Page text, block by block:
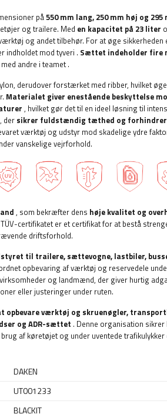
på550 mm lang, 250 mm høj og 295
og trailere. Med en kapacitet på 23 liter
og andet tilbehør. For at øge
indholdet mod tyveri . Sættet indeholder fire
andre i teamet.
derudover forstærket med ribber, hvilket
Materialet giver enestående beskyttelse
, hvilket gør det til en ideel løsning til
der sikrer fuldstændig tæthed og
værktøj og udstyr mod skadelige ydre
vanskelige vejrforhold.
, som bekræfter dens høje kvalitet og
certifikatet er et certifikat for at bestå
driftsforhold.
til trailere, sættevogne, lastbiler,
opbevaring af værktøj og reservedele
og landmænd, der giver hurtig
eller justeringer under ruten.
opbevare værktøj og skruenøgler,
og ADR-sættet . Denne organisation
af køretøjet og under uventede
DAKEN
UT001233
BLACKIT